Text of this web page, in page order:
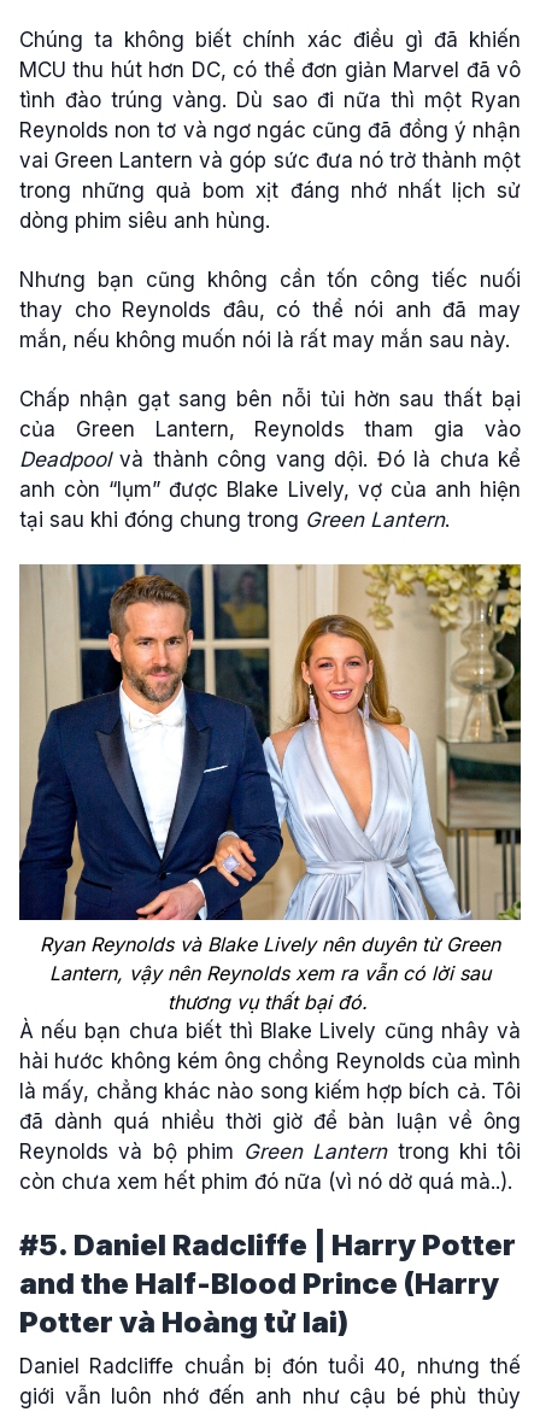
Chúng ta không biết chính xác điều gì đã khiến
MCU thu hút hơn DC, có thể đơn giản Marvel đã vô
tình đào trúng vàng. Dù sao đi nữa thì một Ryan
Reynolds non tơ và ngơ ngác cũng đã đồng ý nhận
vai Green Lantern và góp sức đưa nó trở thành một
trong những quả bom xịt đáng nhớ nhất lịch sử
dòng phim siêu anh hùng.
Nhưng bạn cũng không cần tốn công tiếc nuối
thay cho Reynolds đâu, có thể nói anh đã may
mắn, nếu không muốn nói là rất may mắn sau này.
Chấp nhận gạt sang bên nỗi tủi hờn sau thất bại
của Green Lantern, Reynolds tham gia vào
Deadpoolvà thành công vang dội. Đó là chưa kể
anh còn “lụm” được Blake Lively, vợ của anh hiện
tại sau khi đóng chung trong Green Lantern.
Ryan Reynolds và Blake Lively nên duyên từ Green
Lantern, vậy nên Reynolds xem ra vẫn có lời sau
thương vụ thất bại đó.
À nếu bạn chưa biết thì Blake Lively cũng nhây và
hài hước không kém ông chồng Reynolds của mình
là mấy, chẳng khác nào song kiếm hợp bích cả. Tôi
đã dành quá nhiều thời giờ để bàn luận về ông
Reynolds và bộ phim Green Lanterntrong khi tôi
còn chưa xem hết phim đó nữa (vì nó dở quá mà..).
#5. Daniel Radcliffe | Harry Potter
and the Half-Blood Prince (Harry
Potter và Hoàng tử lai)
Daniel Radcliffe chuẩn bị đón tuổi 40, nhưng thế
giới vẫn luôn nhớ đến anh như cậu bé phù thủy